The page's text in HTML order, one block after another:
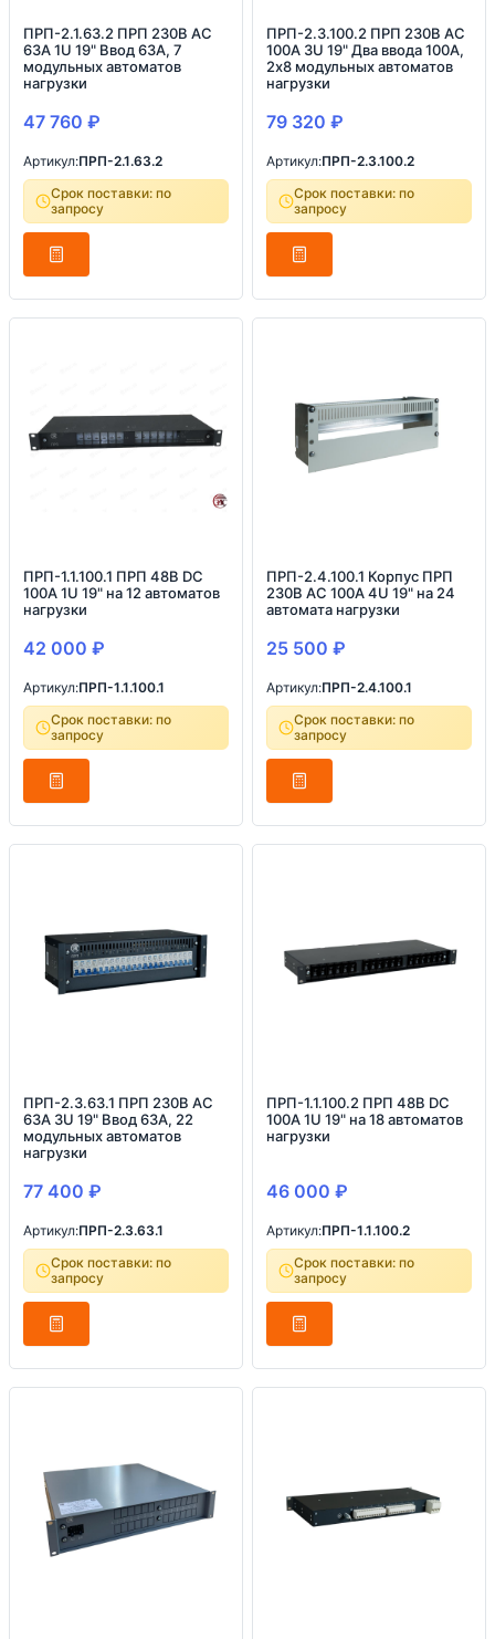
ПРП-2.1.63.2 ПРП 230В AC
63А 1U 19" Ввод 63А, 7
модульных автоматов
нагрузки
47 760 ₽
Артикул:ПРП-2.1.63.2
Срок поставки: по
запросу
ПРП-2.3.100.2 ПРП 230В AC
100А 3U 19" Два ввода 100А,
2х8 модульных автоматов
нагрузки
79 320 ₽
Артикул:ПРП-2.3.100.2
Срок поставки: по
запросу
ПРП-1.1.100.1 ПРП 48В DC
100А 1U 19" на 12 автоматов
нагрузки
42 000 ₽
Артикул:ПРП-1.1.100.1
Срок поставки: по
запросу
ПРП-2.4.100.1 Корпус ПРП
230В AC 100А 4U 19" на 24
автомата нагрузки
25 500 ₽
Артикул:ПРП-2.4.100.1
Срок поставки: по
запросу
ПРП-2.3.63.1 ПРП 230В AC
63А 3U 19" Ввод 63А, 22
модульных автоматов
нагрузки
77 400 ₽
Артикул:ПРП-2.3.63.1
Срок поставки: по
запросу
ПРП-1.1.100.2 ПРП 48В DC
100А 1U 19" на 18 автоматов
нагрузки
46 000 ₽
Артикул:ПРП-1.1.100.2
Срок поставки: по
запросу